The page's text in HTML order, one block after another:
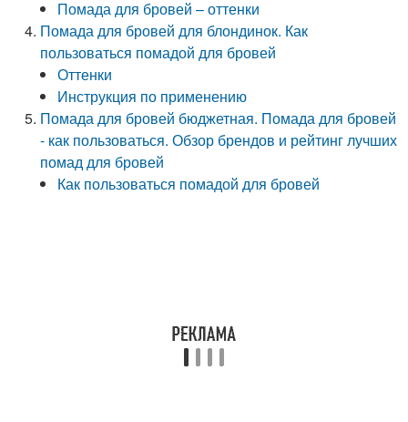
Помада для бровей – оттенки
Помада для бровей для блондинок. Как
пользоваться помадой для бровей
Оттенки
Инструкция по применению
Помада для бровей бюджетная. Помада для бровей
- как пользоваться. Обзор брендов и рейтинг лучших
помад для бровей
Как пользоваться помадой для бровей